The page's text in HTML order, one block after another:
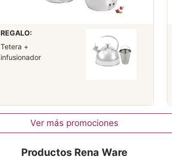
REGALO:
Tetera +
infusionador
Ver más promociones
Productos Rena Ware